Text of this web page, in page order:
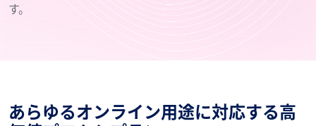
す。
あらゆるオンライン用途に対応する高